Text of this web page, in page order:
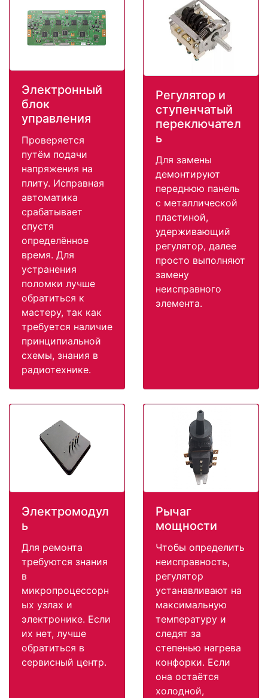
Электронный
блок
управления
Проверяется
путём подачи
напряжения на
плиту. Исправная
автоматика
срабатывает
спустя
определённое
время. Для
устранения
поломки лучше
обратиться к
мастеру, так как
требуется наличие
принципиальной
схемы, знания в
радиотехнике.
Регулятор и
ступенчатый
переключател
ь
Для замены
демонтируют
переднюю панель
с металлической
пластиной,
удерживающий
регулятор, далее
просто выполняют
замену
неисправного
элемента.
Электромодул
ь
Для ремонта
требуются знания
в
микропроцессорн
ых узлах и
электронике. Если
их нет, лучше
обратиться в
сервисный центр.
Рычаг
мощности
Чтобы определить
неисправность,
регулятор
устанавливают на
максимальную
температуру и
следят за
степенью нагрева
конфорки. Если
она остаётся
холодной,